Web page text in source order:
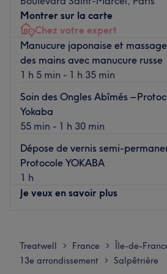
Transports publics les plus proches
Beauty Queen Nail Bar est situé
Compo Formio (ligne 5) et la
L’équipe
cet institut.
Nos coups de cœur :
décoration moderne et épurée.
Les spécialités de l’établissement
des mains et pieds.
Voir le salon
Montrer sur la carte
Chez votre expert
Manucure japonaise et massage
des mains avec manucure russe
1 h 5 min - 1 h 35 min
Soin des Ongles Abîmés –
Yokaba
55 min - 1 h 30 min
Dépose de vernis semi-
Protocole YOKABA
1 h
Je veux en savoir plus
Mardi
Mercredi
Treatwell > France > Île-de-
13e arrondissement > Salpêtrière